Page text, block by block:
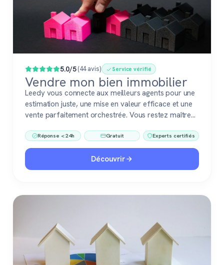
Populaire
5.0/5(44 avis) Service vérifié
Vendre mon bien immobilier
Leedy vous connecte aux meilleurs agents pour une
estimation juste, une mise en valeur efficace et une
vente parfaitement orchestrée. Vous restez maître
Réponse < 24h Gratuit Experts certifiés
Découvrir